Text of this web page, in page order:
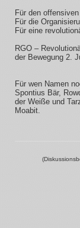
Für den
Für die
Für eine
RGO –
der Bewegung 2.
Für wen Namen
Spontius Bär,
der Weiße und
Moabit.